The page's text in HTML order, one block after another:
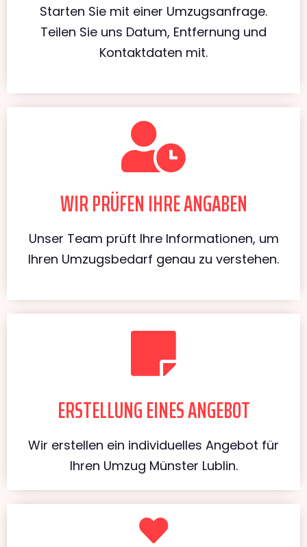
Starten Sie mit einer Umzugsanfrage.
Teilen Sie uns Datum, Entfernung und
Kontaktdaten mit.
WIR PRÜFEN IHRE ANGABEN
Unser Team prüft Ihre Informationen, um
Ihren Umzugsbedarf genau zu verstehen.
ERSTELLUNG EINES ANGEBOT
Wir erstellen ein individuelles Angebot für
Ihren Umzug Münster Lublin.